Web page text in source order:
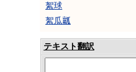
絮球
絮瓜瓤
テキスト翻訳